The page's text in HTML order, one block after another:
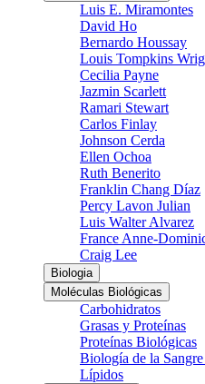
Luis E. Miramontes
David Ho
Bernardo Houssay
Louis Tompkins
Cecilia Payne
Jazmin Scarlett
Ramari Stewart
Carlos Finlay
Johnson Cerda
Ellen Ochoa
Ruth Benerito
Franklin Chang Díaz
Percy Lavon Julian
Luis Walter Alvarez
France Anne-
Craig Lee
Biologia
Moléculas Biológicas
Carbohidratos
Grasas y Proteínas
Proteínas Biológicas
Biología de la
Lípidos